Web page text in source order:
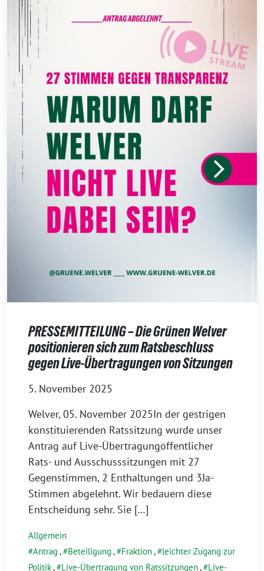
PRESSEMITTEILUNG – Die Grünen Welver
positionieren sich zum Ratsbeschluss
gegen Live-Übertragungen von Sitzungen
5. November 2025
Welver, 05. November 2025In der gestrigen
konstituierenden Ratssitzung wurde unser
Antrag auf Live-Übertragungöffentlicher
Rats- und Ausschusssitzungen mit 27
Gegenstimmen, 2 Enthaltungen und 3Ja-
Stimmen abgelehnt. Wir bedauern diese
Entscheidung sehr. Sie […]
Allgemein
Antrag , Beteiligung , Fraktion,
leichter Zugang zur
Politik, Live-Übertragung von Ratssitzungen, Live-